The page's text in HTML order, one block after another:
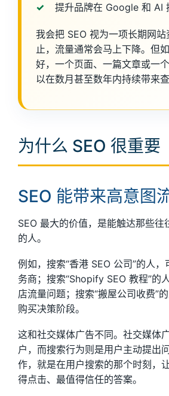
提升品牌在 Google 和 AI
我会把 SEO 视为一项长期网
止，流量通常会马上下降。但
好，一个页面、一篇文章或一
以在数月甚至数年内持续带来查
为什么 SEO 很重要
SEO 能带来高意图
SEO 最大的价值，是能触达那些往
的人。
例如，搜索“香港 SEO 公司”的人
务商；搜索“Shopify SEO 教程”的
店流量问题；搜索“搬屋公司收费”
购买决策阶段。
这和社交媒体广告不同。社交媒体
户，而搜索行为则是用户主动提出
作，就是在用户搜索的那个时刻，
得点击、最值得信任的答案。